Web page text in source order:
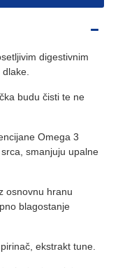
digestivnim
budu čisti te ne
Omega 3
smanjuju upalne
osnovnu hranu
blagostanje
ekstrakt tune.